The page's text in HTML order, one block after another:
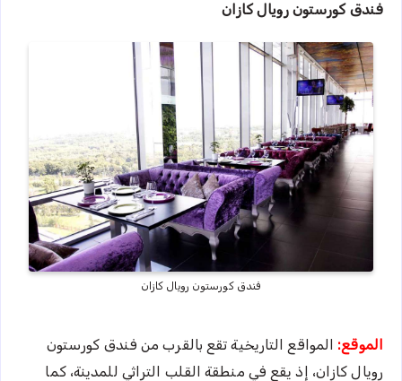
فندق كورستون رويال كازان
فندق كورستون رويال كازان
الموقع: المواقع التاريخية تقع بالقرب من فندق كورستون
رويال كازان، إذ يقع في منطقة القلب التراثي للمدينة، كما